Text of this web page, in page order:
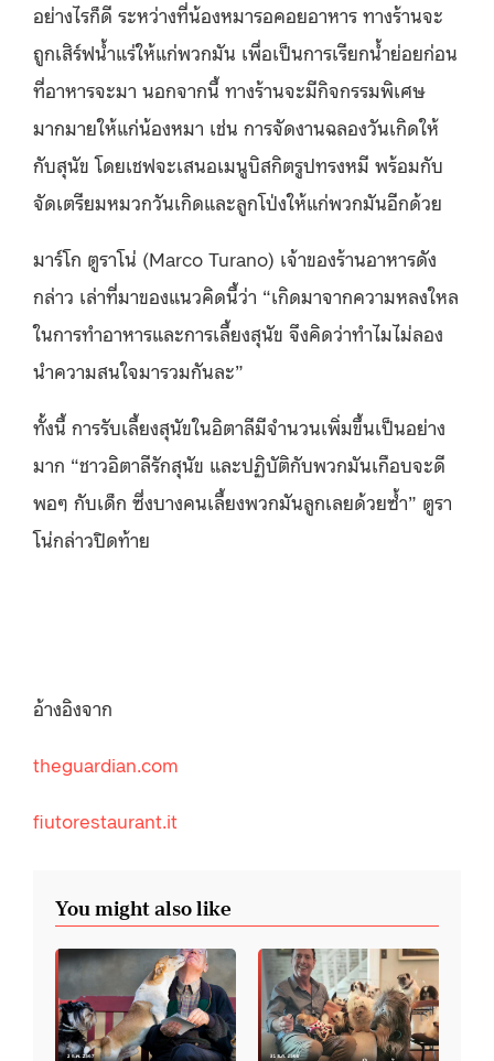
อย่างไรก็ดี ระหว่างที่น้องหมารอคอยอาหาร ทางร้านจะ
ถูกเสิร์ฟน้ำแร่ให้แก่พวกมัน เพื่อเป็นการเรียกน้ำย่อยก่อน
ที่อาหารจะมา นอกจากนี้ ทางร้านจะมีกิจกรรมพิเศษ
มากมายให้แก่น้องหมา เช่น การจัดงานฉลองวันเกิดให้
กับสุนัข โดยเชฟจะเสนอเมนูบิสกิตรูปทรงหมี พร้อมกับ
จัดเตรียมหมวกวันเกิดและลูกโป่งให้แก่พวกมันอีกด้วย
มาร์โก ตูราโน่ (Marco Turano) เจ้าของร้านอาหารดัง
กล่าว เล่าที่มาของแนวคิดนี้ว่า “เกิดมาจากความหลงใหล
ในการทำอาหารและการเลี้ยงสุนัข จึงคิดว่าทําไมไม่ลอง
นำความสนใจมารวมกันละ”
ทั้งนี้ การรับเลี้ยงสุนัขในอิตาลีมีจำนวนเพิ่มขึ้นเป็นอย่าง
มาก “ชาวอิตาลีรักสุนัข และปฏิบัติกับพวกมันเกือบจะดี
พอๆ กับเด็ก ซึ่งบางคนเลี้ยงพวกมันลูกเลยด้วยซ้ำ” ตูรา
โน่กล่าวปิดท้าย
อ้างอิงจาก
theguardian.com
fiutorestaurant.it
You might also like